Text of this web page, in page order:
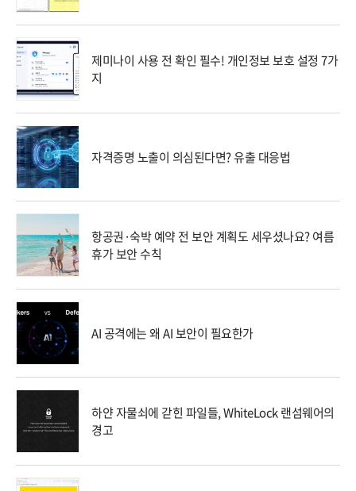
제미나이 사용 전 확인 필수! 개인정보 보호 설정 7가
지
자격증명 노출이 의심된다면? 유출 대응법
항공권·숙박 예약 전 보안 계획도 세우셨나요? 여름
휴가 보안 수칙
AI 공격에는 왜 AI 보안이 필요한가
하얀 자물쇠에 갇힌 파일들, WhiteLock 랜섬웨어의
경고